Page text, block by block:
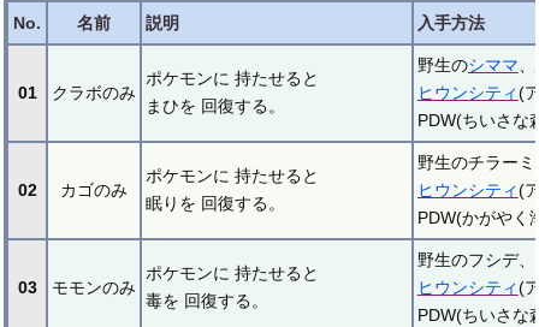
No. 名前 説明 入手方法
01 クラボのみ
ポケモンに 持たせると
まひを 回復する。
野生のシママ
ヒウンシティ(
PDW(ちいさな
02 カゴのみ
ポケモンに 持たせると
眠りを 回復する。
野生のチラー
ヒウンシティ(
PDW(かがやく
03 モモンのみ
ポケモンに 持たせると
毒を 回復する。
野生のフシデ
ヒウンシティ(
PDW(ちいさな